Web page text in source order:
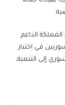
الداعم
في اختيار
إلى التنمية،